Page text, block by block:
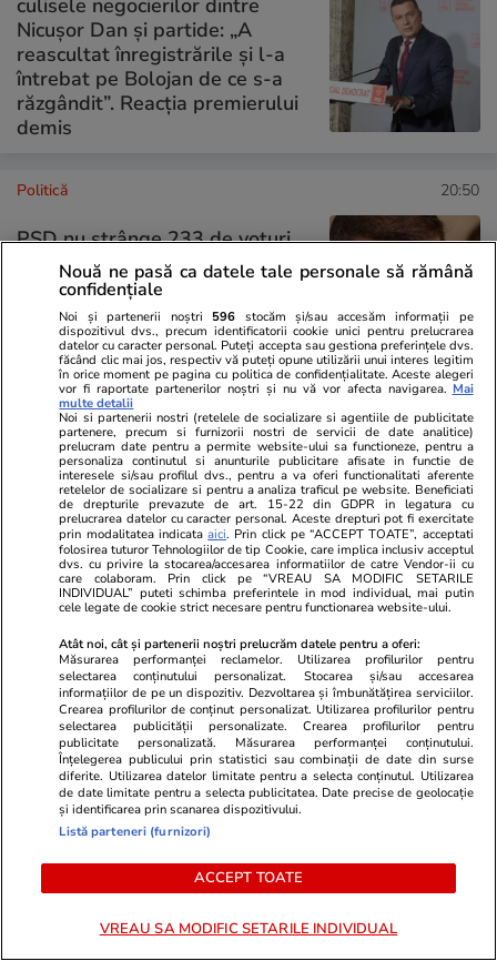
culisele negocierilor dintre
Nicușor Dan și partide: „A
reascultat înregistrările și l-a
întrebat pe Bolojan de ce s-a
răzgândit”. Reacția premierului
demis
Politică 20:50
PSD nu strânge 233 de voturi
ca să facă o majoritate în
Parlament, spune Sorin
Grindeanu: „Noi suntem cel mai
aproape”
PARTENERI
ZiaruldeIasi.ro
Proiectul imobiliar pregătit lângă
Lidl Moara de Foc este scos la
vânzare. Dezvoltatorul este
asociat în piață cu un alt proiect
Fanatik.ro
Sloganul
ne faceți
Decizia de
ULTIMELE ȘTIRI
Nouă ne pasă ca datele tale personale să rămână
confidențiale
Noi și partenerii noștri 596 stocăm și/sau accesăm informații pe
dispozitivul dvs., precum identificatorii cookie unici pentru prelucrarea
datelor cu caracter personal. Puteți accepta sau gestiona preferințele dvs.
făcând clic mai jos, respectiv vă puteți opune utilizării unui interes legitim
în orice moment pe pagina cu politica de confidențialitate. Aceste alegeri
vor fi raportate partenerilor noștri și nu vă vor afecta navigarea. Mai
multe detalii
Noi si partenerii nostri (retelele de socializare si agentiile de publicitate
partenere, precum si furnizorii nostri de servicii de date analitice)
prelucram date pentru a permite website-ului sa functioneze, pentru a
personaliza continutul si anunturile publicitare afisate in functie de
interesele si/sau profilul dvs., pentru a va oferi functionalitati aferente
retelelor de socializare si pentru a analiza traficul pe website. Beneficiati
de drepturile prevazute de art. 15-22 din GDPR in legatura cu
prelucrarea datelor cu caracter personal. Aceste drepturi pot fi exercitate
prin modalitatea indicataaici. Prin click pe “ACCEPT TOATE”, acceptati
folosirea tuturor Tehnologiilor de tip Cookie, care implica inclusiv acceptul
dvs. cu privire la stocarea/accesarea informatiilor de catre Vendor-ii cu
care colaboram. Prin click pe “VREAU SA MODIFIC SETARILE
INDIVIDUAL” puteti schimba preferintele in mod individual, mai putin
cele legate de cookie strict necesare pentru functionarea website-ului.
Atât noi, cât și partenerii noștri prelucrăm datele pentru a oferi:
Măsurarea performanței reclamelor. Utilizarea profilurilor pentru
selectarea conținutului personalizat. Stocarea și/sau accesarea
informațiilor de pe un dispozitiv. Dezvoltarea și îmbunătățirea serviciilor.
Crearea profilurilor de conținut personalizat. Utilizarea profilurilor pentru
selectarea publicității personalizate. Crearea profilurilor pentru
publicitate personalizată. Măsurarea performanței conținutului.
Înțelegerea publicului prin statistici sau combinații de date din surse
diferite. Utilizarea datelor limitate pentru a selecta conținutul. Utilizarea
de date limitate pentru a selecta publicitatea. Date precise de geolocație
și identificarea prin scanarea dispozitivului.
Listă parteneri (furnizori)
ACCEPT TOATE
VREAU SA MODIFIC SETARILE INDIVIDUAL